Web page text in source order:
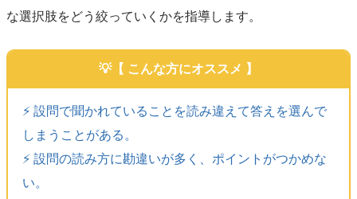
な選択肢をどう絞っていくかを指導します。
【 こんな方にオススメ 】
⚡️ 設問で聞かれていることを読み違えて答えを選んで
しまうことがある。
⚡️ 設問の読み方に勘違いが多く、ポイントがつかめな
い。